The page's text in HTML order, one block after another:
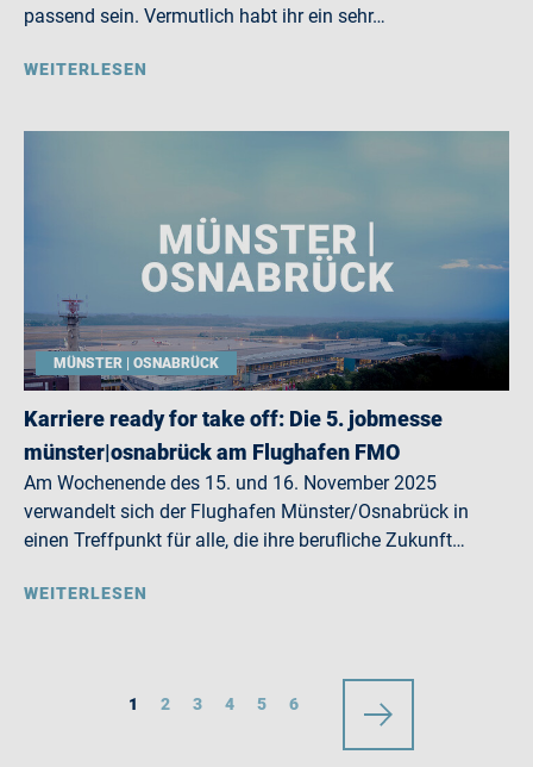
passend sein. Vermutlich habt ihr ein sehr…
WEITERLESEN
MÜNSTER | OSNABRÜCK
Karriere ready for take off: Die 5. jobmesse
münster|osnabrück am Flughafen FMO
Am Wochenende des 15. und 16. November 2025
verwandelt sich der Flughafen Münster/Osnabrück in
einen Treffpunkt für alle, die ihre berufliche Zukunft…
WEITERLESEN
1 2 3 4 5 6